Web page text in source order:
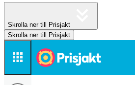
Skrolla ner till Prisjakt
Skrolla ner till Prisjakt